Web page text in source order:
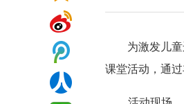
为激发儿童运
课堂活动，通